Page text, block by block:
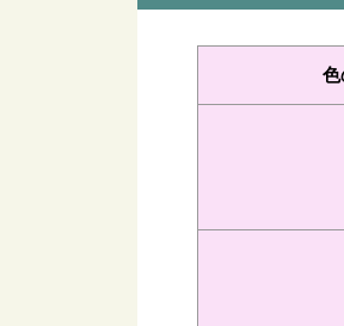
色